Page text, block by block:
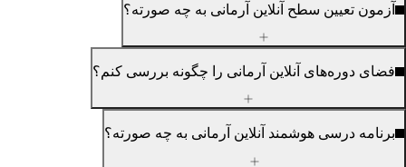
تعیین سطح آنلاین آرمانی به چه صورته؟
دوره‌های آنلاین آرمانی را چگونه بررسی کنم؟
درسی هوشمند آنلاین آرمانی به چه صورته؟